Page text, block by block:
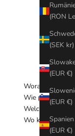
(RON
(SEK kr)
(EUR €)
(EUR €)
Spanien
(EUR €)
Woraus besteht
Wie pflege ich
Welchen
Wo kann ich